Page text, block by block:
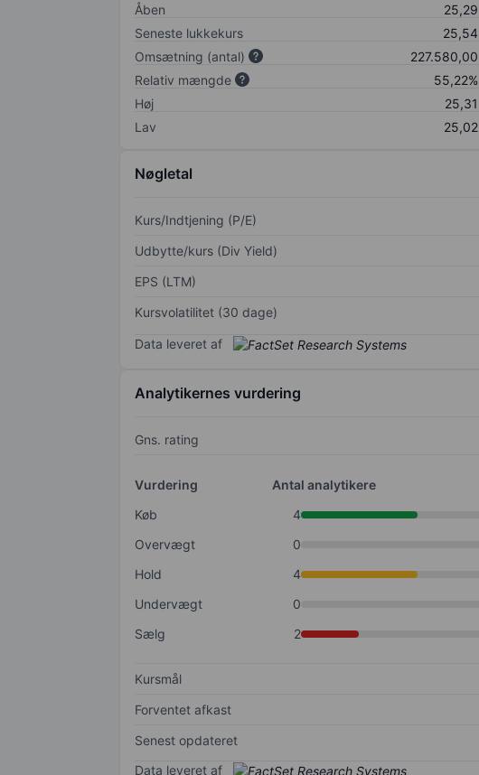
Åben
25,29
Seneste lukkekurs
25,54
Omsætning (antal)
227.580,00
Relativ mængde
55,22%
Høj
25,31
Lav
25,02
Nøgletal
Kurs/Indtjening (P/E)
Udbytte/kurs (Div Yield)
EPS (LTM)
Kursvolatilitet (30 dage)
Data leveret af
Analytikernes vurdering
Gns. rating
Vurdering
Antal analytikere
Køb
4
Overvægt
0
Hold
4
Undervægt
0
Sælg
2
Kursmål
Forventet afkast
Senest opdateret
Data leveret af